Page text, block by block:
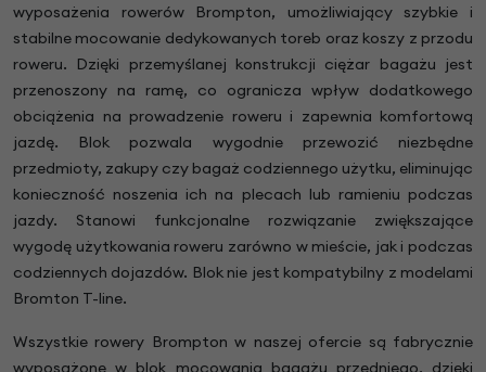
wyposażenia rowerów Brompton, umożliwiający szybkie i
stabilne mocowanie dedykowanych toreb oraz koszy z przodu
roweru. Dzięki przemyślanej konstrukcji ciężar bagażu jest
przenoszony na ramę, co ogranicza wpływ dodatkowego
obciążenia na prowadzenie roweru i zapewnia komfortową
jazdę. Blok pozwala wygodnie przewozić niezbędne
przedmioty, zakupy czy bagaż codziennego użytku, eliminując
konieczność noszenia ich na plecach lub ramieniu podczas
jazdy. Stanowi funkcjonalne rozwiązanie zwiększające
wygodę użytkowania roweru zarówno w mieście, jak i podczas
codziennych dojazdów. Blok nie jest kompatybilny z modelami
Bromton T-line.
Wszystkie rowery Brompton w naszej ofercie są fabrycznie
wyposażone w blok mocowania bagażu przedniego, dzięki